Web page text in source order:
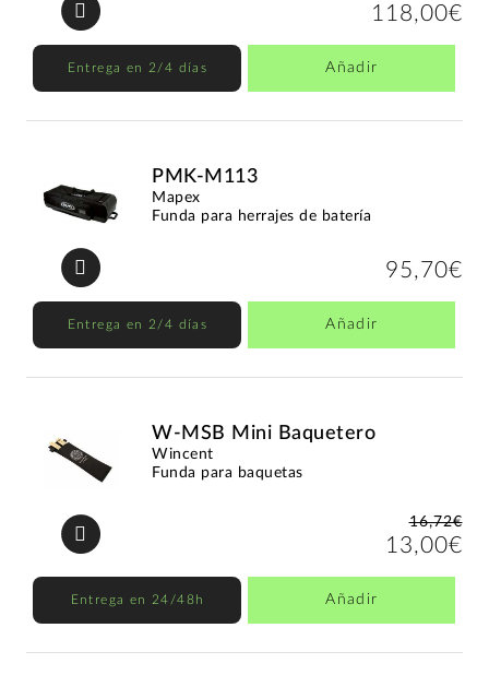
118,00€
Entrega en 2/4 días Añadir
PMK-M113
Mapex
Funda para herrajes de batería
95,70€
Entrega en 2/4 días Añadir
W-MSB Mini Baquetero
Wincent
Funda para baquetas
16,72€
13,00€
Entrega en 24/48h Añadir